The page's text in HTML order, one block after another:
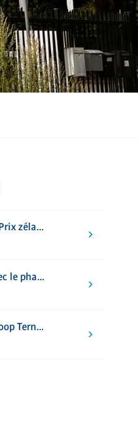
De Hoop Pekso nommé au Prix zélandais de l’innovation Emergo 2026 avec son plancher HOUTON
Nering Bögel et son lien avec le phare ’t Lage Licht à Westkapelle
Émission de CO₂ 2025 De Hoop Terneuzen